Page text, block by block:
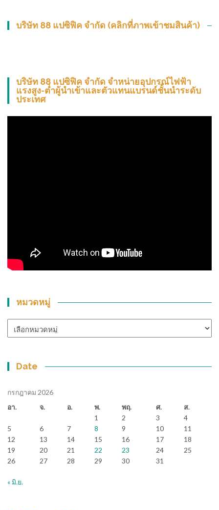
บริษัท 88 แปซิฟิค จำกัด (คลิกที่ภาพเข้าชมสินค้า)
บริษัท 88 แปซิฟิค จำกัด จำหน่ายอุปกรณ์ไฟฟ้า
แรงสูง-ต่ำผู้นำเข้าและตัวแทนแบรนด์ชั้นนำระดับ
ประเทศ
หมวดหมู่
หมู่
Date
กรกฎาคม 2026
อา.
จ. อ. พ. พฤ. ศ.
ส.
1
2 3
4
5
6 7 8 9 10
11
12
13 14 15 16 17
18
19
20 21 22 23 24
25
26
27 28 29 30 31
« มิ.ย.